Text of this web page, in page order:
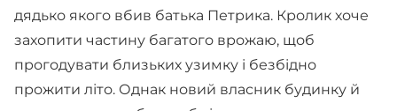
дядько якого вбив батька Петрика. Кролик хоче
захопити частину багатого врожаю, щоб
прогодувати близьких узимку і безбідно
прожити літо. Однак новий власник будинку й